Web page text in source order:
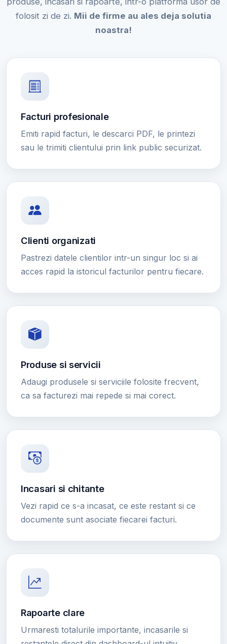
folosit zi de zi. Mii de firme au ales deja solutia
noastra!
Facturi profesionale
Emiti rapid facturi, le descarci PDF, le printezi
sau le trimiti clientului prin link public securizat.
Clienti organizati
Pastrezi datele clientilor intr-un singur loc si ai
acces rapid la istoricul facturilor pentru fiecare.
Produse si servicii
Adaugi produsele si serviciile folosite frecvent,
ca sa facturezi mai repede si mai corect.
Incasari si chitante
Vezi rapid ce s-a incasat, ce este restant si ce
documente sunt asociate fiecarei facturi.
Rapoarte clare
Urmaresti totalurile importante, incasarile si